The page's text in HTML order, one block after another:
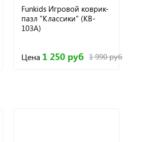
Funkids Игровой коврик-
пазл "Классики" (KB-
103А)
Цена 1 250 руб 1 990 руб